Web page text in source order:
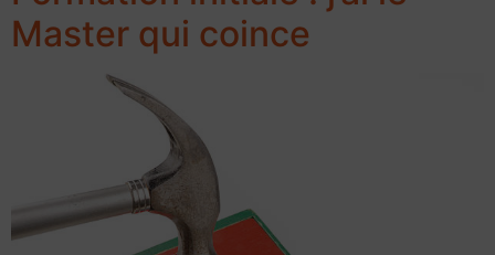
Master qui coince